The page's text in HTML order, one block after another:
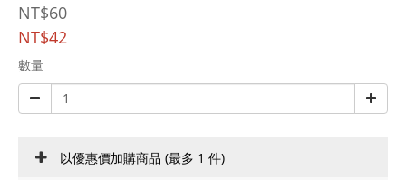
NT$60
NT$42
數量
以優惠價加購商品 (最多 1 件)